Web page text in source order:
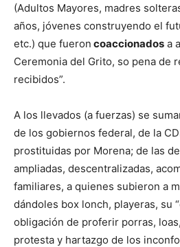
(Adultos Mayores, madres
años, jóvenes construyendo el
etc.) que fueron coaccionados a
Ceremonia del Grito, so pena de
recibidos”.
A los llevados (a fuerzas) se
de los gobiernos federal, de la
prostituidas por Morena; de las
ampliadas, descentralizadas,
familiares, a quienes subieron a
dándoles box lonch, playeras, su
obligación de proferir porras,
protesta y hartazgo de los